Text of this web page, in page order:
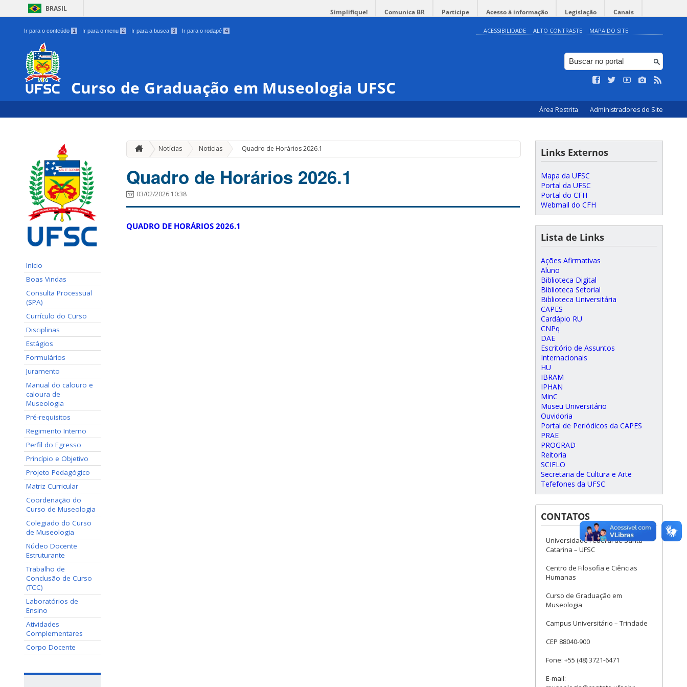
BRASIL Simplifique! Comunica BR Participe Acesso à informação Legislação Canais
Ir para o conteúdo 1 Ir para o menu 2 Ir para a busca 3 Ir para o rodapé 4 ACESSIBILIDADE ALTO CONTRASTE MAPA DO SITE
Curso de Graduação em Museologia UFSC
Área Restrita Administradores do Site
Início
Boas Vindas
Consulta Processual
(SPA)
Currículo do Curso
Disciplinas
Estágios
Formulários
Juramento
Manual do calouro e
caloura de
Museologia
Pré-requisitos
Regimento Interno
Perfil do Egresso
Princípio e Objetivo
Projeto Pedagógico
Matriz Curricular
Coordenação do
Curso de Museologia
Colegiado do Curso
de Museologia
Núcleo Docente
Estruturante
Trabalho de
Conclusão de Curso
(TCC)
Laboratórios de
Ensino
Atividades
Complementares
Corpo Docente
Notícias Notícias » Quadro de Horários 2026.1
Quadro de Horários 2026.1
03/02/2026 10:38
QUADRO DE HORÁRIOS 2026.1
Links Externos
Mapa da UFSC
Portal da UFSC
Portal do CFH
Webmail do CFH
Lista de Links
Ações Afirmativas
Aluno
Biblioteca Digital
Biblioteca Setorial
Biblioteca Universitária
CAPES
Cardápio RU
CNPq
DAE
Escritório de Assuntos
Internacionais
HU
IBRAM
IPHAN
MinC
Museu Universitário
Ouvidoria
Portal de Periódicos da CAPES
PRAE
PROGRAD
Reitoria
SCIELO
Secretaria de Cultura e Arte
Tefefones da UFSC
CONTATOS
Universidade Federal de Santa
Catarina – UFSC
Centro de Filosofia e Ciências
Humanas
Curso de Graduação em
Museologia
Campus Universitário – Trindade
CEP 88040-900
Fone: +55 (48) 3721-6471
E-mail: